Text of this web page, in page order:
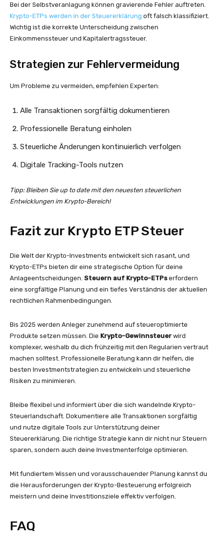
Bei der Selbstveranlagung können gravierende Fehler auftreten.
Krypto-ETPs werden in der Steuererklärung oft falsch klassifiziert.
Wichtig ist die korrekte Unterscheidung zwischen
Einkommenssteuer und Kapitalertragssteuer.
Strategien zur Fehlervermeidung
Um Probleme zu vermeiden, empfehlen Experten:
Alle Transaktionen sorgfältig dokumentieren
Professionelle Beratung einholen
Steuerliche Änderungen kontinuierlich verfolgen
Digitale Tracking-Tools nutzen
Tipp: Bleiben Sie up to date mit den neuesten steuerlichen
Entwicklungen im Krypto-Bereich!
Fazit zur Krypto ETP Steuer
Die Welt der Krypto-Investments entwickelt sich rasant, und
Krypto-ETPs bieten dir eine strategische Option für deine
Anlageentscheidungen. Steuern auf Krypto-ETPserfordern
eine sorgfältige Planung und ein tiefes Verständnis der aktuellen
rechtlichen Rahmenbedingungen.
Bis 2025 werden Anleger zunehmend auf steueroptimierte
Produkte setzen müssen. Die Krypto-Gewinnsteuer wird
komplexer, weshalb du dich frühzeitig mit den Regularien vertraut
machen solltest. Professionelle Beratung kann dir helfen, die
besten Investmentstrategien zu entwickeln und steuerliche
Risiken zu minimieren.
Bleibe flexibel und informiert über die sich wandelnde Krypto-
Steuerlandschaft. Dokumentiere alle Transaktionen sorgfältig
und nutze digitale Tools zur Unterstützung deiner
Steuererklärung. Die richtige Strategie kann dir nicht nur Steuern
sparen, sondern auch deine Investmenterfolge optimieren.
Mit fundiertem Wissen und vorausschauender Planung kannst du
die Herausforderungen der Krypto-Besteuerung erfolgreich
meistern und deine Investitionsziele effektiv verfolgen.
FAQ